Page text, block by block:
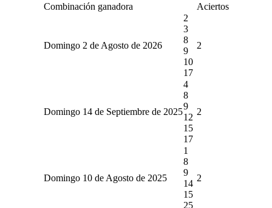
Combinación ganadora Aciertos
Domingo 2 de Agosto de 2026
2
3
8
9
10
17
2
Domingo 14 de Septiembre de 2025
4
8
9
12
15
17
2
Domingo 10 de Agosto de 2025
1
8
9
14
15
25
2